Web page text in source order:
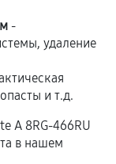
если
по
внешних
сервисным
-
удаление
и т.д.
A 8RG-466RU
в нашем